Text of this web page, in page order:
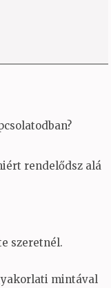
rendelődsz alá
szeretnél.
mintával